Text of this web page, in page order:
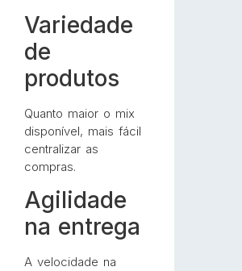
Variedade
de
produtos
Quanto maior o mix
disponível, mais fácil
centralizar as
compras.
Agilidade
na entrega
A velocidade na